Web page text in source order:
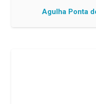
Agulha Ponta